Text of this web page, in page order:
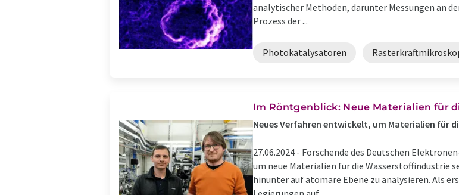
analytischer Methoden, darunter Messungen an
Prozess der ...
Photokatalysatoren
Im Röntgenblick: Neue Materialien für
Neues Verfahren entwickelt, um Materialien für
27.06.2024 - Forschende des Deutschen
um neue Materialien für die Wasserstoffindustrie
hinunter auf atomare Ebene zu analysieren. Als